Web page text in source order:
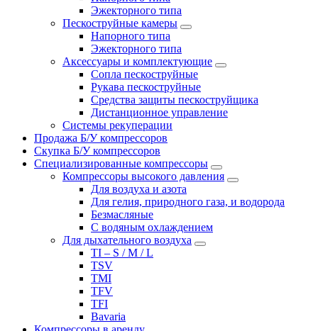
Эжекторного типа
Пескоструйные камеры
Напорного типа
Эжекторного типа
Аксессуары и комплектующие
Сопла пескоструйные
Рукава пескоструйные
Средства защиты пескоструйщика
Дистанционное управление
Системы рекуперации
Продажа Б/У компрессоров
Скупка Б/У компрессоров
Специализированные компрессоры
Компрессоры высокого давления
Для воздуха и азота
Для гелия, природного газа, и водорода
Безмасляные
С водяным охлаждением
Для дыхательного воздуха
TI – S / M / L
TSV
TMI
TFV
TFI
Bavaria